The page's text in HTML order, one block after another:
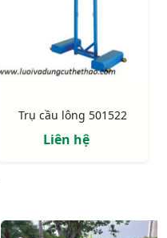
Trụ cầu lông 501522
Liên hệ